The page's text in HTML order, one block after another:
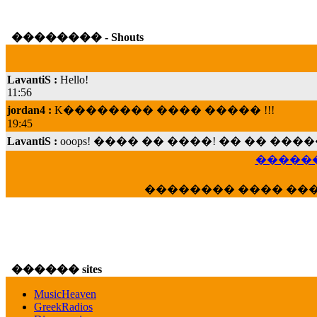
�������� - Shouts
11:56
jordan4 :
19:45
LavantiS :
���; ���� ��� ��� �������� ����
veronica :E���� 2012 ��� ����� ���
16:39
�������� ����
������ sites
MusicHeaven
GreekRadios